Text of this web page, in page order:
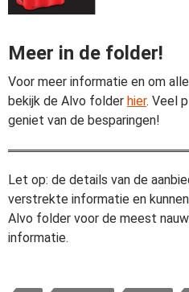
Meer in de folder!
Voor meer informatie en om
bekijk de Alvo folder hier. Veel
geniet van de besparingen!
Let op: de details van de
verstrekte informatie en
Alvo folder voor de meest
informatie.